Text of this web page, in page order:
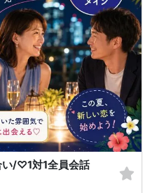
/♡1対1全員会話